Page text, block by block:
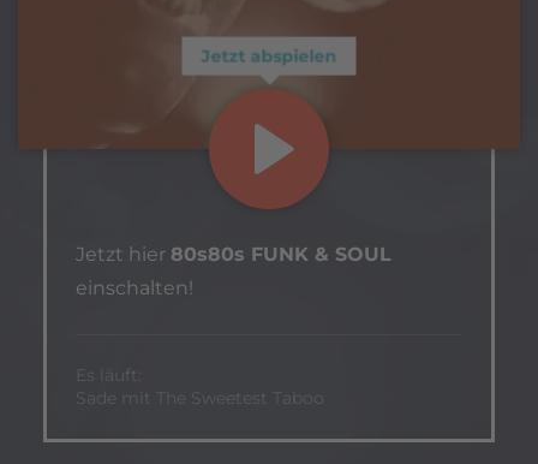
Jetzt abspielen
Jetzt hier 80s80s FUNK & SOUL
einschalten!
Es läuft:
Sade mit The Sweetest Taboo